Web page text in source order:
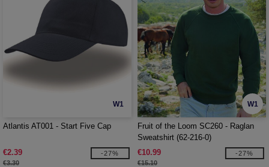
W1
Atlantis AT001 - Start Five Cap
€2.39
€3.30
-27%
W1
Fruit of the Loom SC260 - Raglan
Sweatshirt (62-216-0)
€10.99
€15.10
-27%